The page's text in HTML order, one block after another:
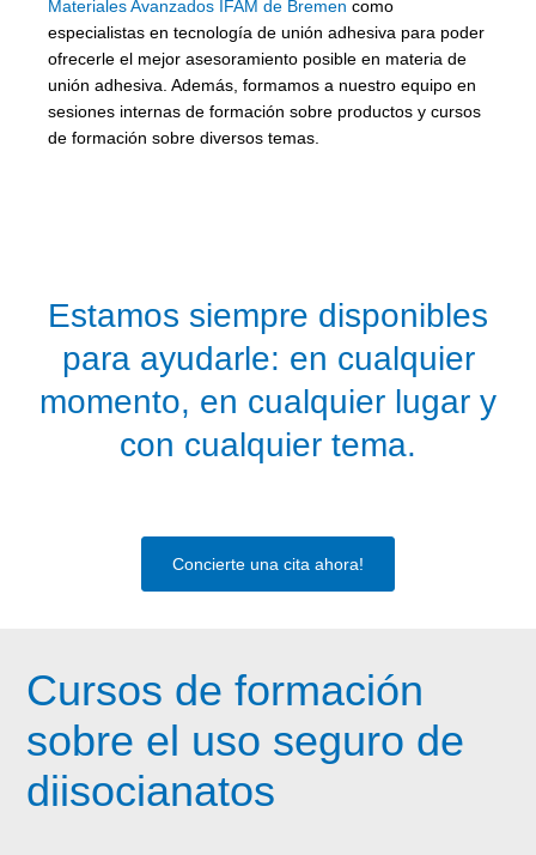
Materiales Avanzados IFAM de Bremen como
especialistas en tecnología de unión adhesiva para poder
ofrecerle el mejor asesoramiento posible en materia de
unión adhesiva. Además, formamos a nuestro equipo en
sesiones internas de formación sobre productos y cursos
de formación sobre diversos temas.
Estamos siempre disponibles
para ayudarle: en cualquier
momento, en cualquier lugar y
con cualquier tema.
Concierte una cita ahora!
Cursos de formación
sobre el uso seguro de
diisocianatos